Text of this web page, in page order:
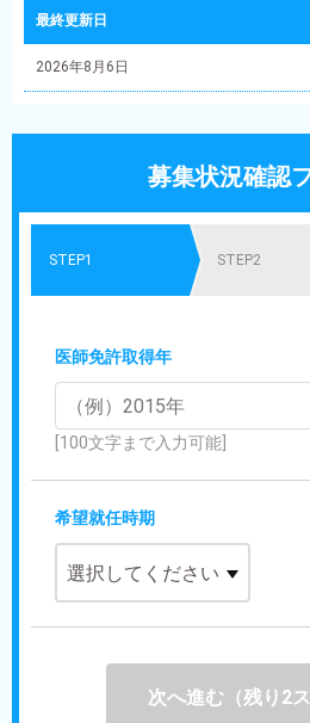
最終更新日
2026年8月6日
募集状況確認
STEP1 STEP2
医師免許取得年
[100文字まで入力可能]
希望就任時期
次へ進む（残り2ス